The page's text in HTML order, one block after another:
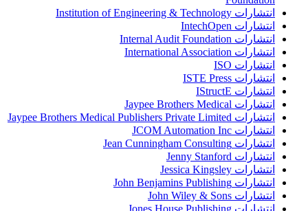
انتشارات Institution of Engineering & Technology
انتشارات IntechOpen
انتشارات Internal Audit Foundation
انتشارات International Association
انتشارات ISO
انتشارات ISTE Press
انتشارات IStructE
انتشارات Jaypee Brothers Medical
انتشارات Jaypee Brothers Medical Publishers Private Limited
انتشارات JCOM Automation Inc
انتشارات Jean Cunningham Consulting
انتشارات Jenny Stanford
انتشارات Jessica Kingsley
انتشارات John Benjamins Publishing
انتشارات John Wiley & Sons
انتشارات Jones House Publishing